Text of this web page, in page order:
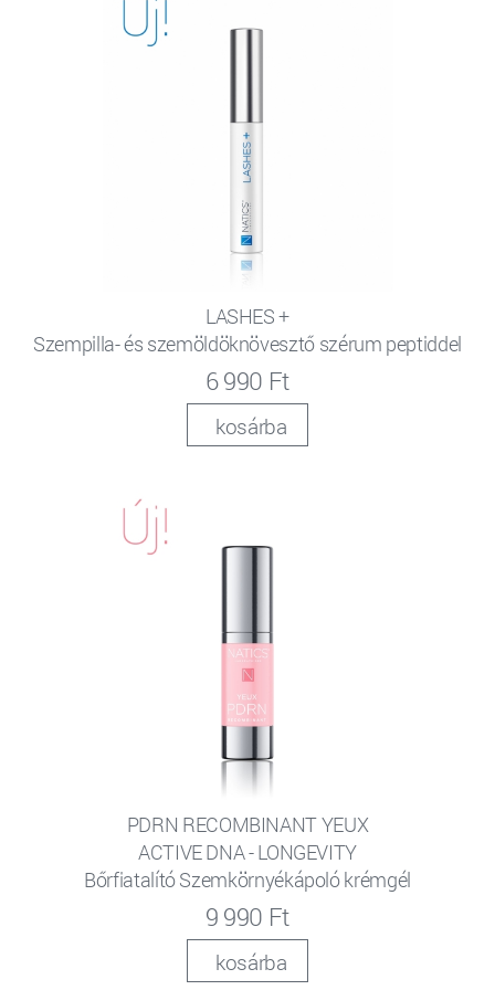
LASHES +
Szempilla- és szemöldöknövesztő szérum peptiddel
6 990 Ft
kosárba
PDRN RECOMBINANT YEUX
ACTIVE DNA - LONGEVITY
Bőrfiatalító Szemkörnyékápoló krémgél
9 990 Ft
kosárba